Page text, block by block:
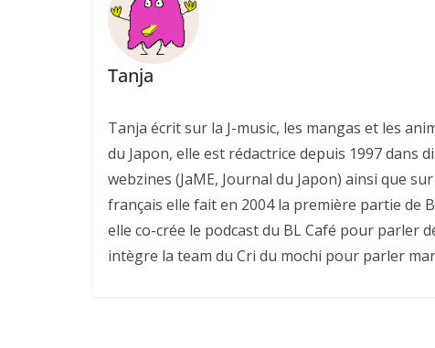
Tanja
Tanja écrit sur la J-music, les mangas et les
du Japon, elle est rédactrice depuis 1997 dans
webzines (JaME, Journal du Japon) ainsi que
français elle fait en 2004 la première partie de
elle co-crée le podcast du BL Café pour parler
intègre la team du Cri du mochi pour parler